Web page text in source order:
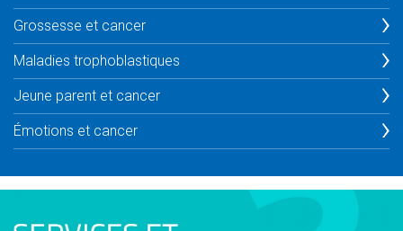
Grossesse et cancer
Maladies trophoblastiques
Jeune parent et cancer
Émotions et cancer